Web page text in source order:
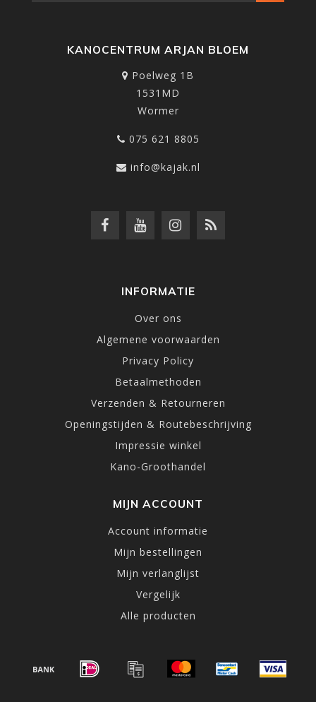
KANOCENTRUM ARJAN BLOEM
Poelweg 1B
1531MD
Wormer
075 621 8805
info@kajak.nl
INFORMATIE
Over ons
Algemene voorwaarden
Privacy Policy
Betaalmethoden
Verzenden & Retourneren
Openingstijden & Routebeschrijving
Impressie winkel
Kano-Groothandel
MIJN ACCOUNT
Account informatie
Mijn bestellingen
Mijn verlanglijst
Vergelijk
Alle producten